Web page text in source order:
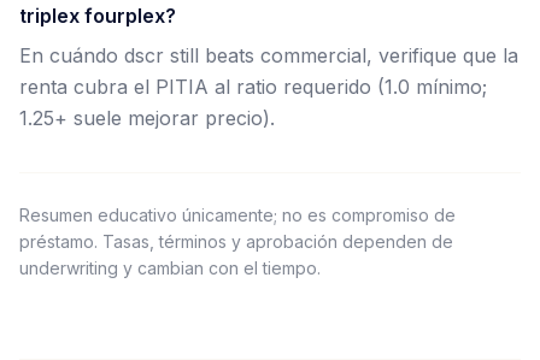
triplex fourplex?
En cuándo dscr still beats commercial, verifique que la
renta cubra el PITIA al ratio requerido (1.0 mínimo;
1.25+ suele mejorar precio).
Resumen educativo únicamente; no es compromiso de
préstamo. Tasas, términos y aprobación dependen de
underwriting y cambian con el tiempo.